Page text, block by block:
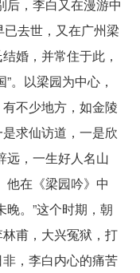
后，李白又在漫游中
去世，又在广州梁
婚，并常住于此，
。以梁园为中心，
不少地方，如金陵
求仙访道，一是欣
远，一生好人名山
他在《梁园吟》中
晚。”这个时期，朝
甫，大兴冤狱，打
，李白内心的痛苦